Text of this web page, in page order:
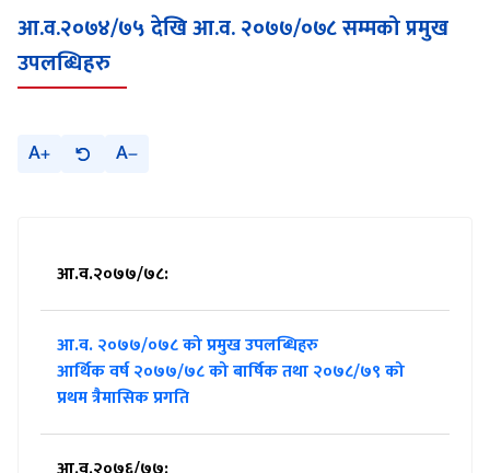
आ.व.२०७४/७५ देखि आ.व. २०७७/०७८ सम्मको प्रमुख
उपलब्धिहरु
A A
आ.व.२०७७/७८:
आ.व. २०७७/०७८ को प्रमुख उपलब्धिहरु
आर्थिक वर्ष २०७७/७८ को बार्षिक तथा २०७८/७९ को
प्रथम त्रैमासिक प्रगति